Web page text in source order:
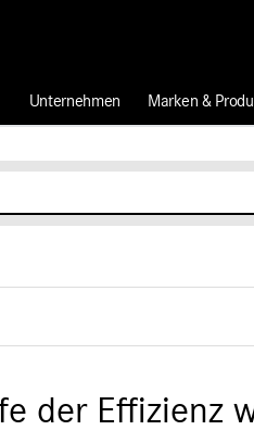
Unternehmen Marken &
der Effizienz